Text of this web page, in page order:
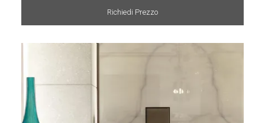
Richiedi Prezzo